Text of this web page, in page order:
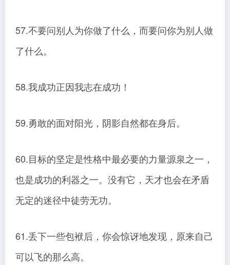
57.不要问别人为你做了什么，而要问你为别人做
了什么。
58.我成功正因我志在成功！
59.勇敢的面对阳光，阴影自然都在身后。
60.目标的坚定是性格中最必要的力量源泉之一，
也是成功的利器之一。没有它，天才也会在矛盾
无定的迷径中徒劳无功。
61.丢下一些包袱后，你会惊讶地发现，原来自己
可以飞的那么高。